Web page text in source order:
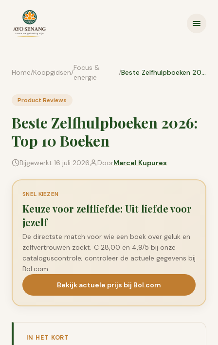
Home/Koopgidsen/
Focus &
energie
/ Beste Zelfhulpboeken 2026: Top 10 Boeken
Product Reviews
Beste Zelfhulpboeken 2026:
Top 10 Boeken
Bijgewerkt 16 juli 2026 DoorMarcel Kupures
SNEL KIEZEN
Keuze voor zelfliefde: Uit liefde voor
jezelf
De directste match voor wie een boek over geluk en
zelfvertrouwen zoekt. € 28,00 en 4,9/5 bij onze
cataloguscontrole; controleer de actuele gegevens bij
Bol.com.
Bekijk actuele prijs bij Bol.com
IN HET KORT